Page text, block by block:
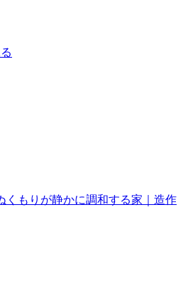
くもりが静かに調和する家｜造作